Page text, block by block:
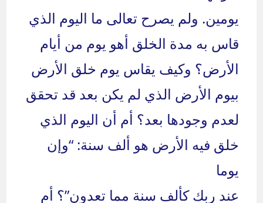
يومين. ولم يصرح تعالى ما اليوم الذي
قاس به مدة الخلق أهو يوم من أيام
الأرض؟ وكيف يقاس يوم خلق الأرض
بيوم الأرض الذي لم يكن بعد قد تحقق
لعدم وجودها بعد؟ أم أن اليوم الذي
خلق فيه الأرض هو ألف سنة: “وإن
يوما
عند ربك كألف سنة مما تعدون”؟ أم